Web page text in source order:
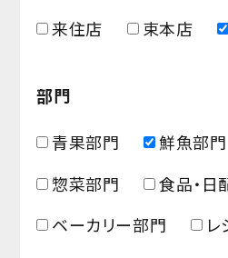
来住店
束本店
部門
青果部門 鮮魚部門
惣菜部門
食品・日
ベーカリー部門